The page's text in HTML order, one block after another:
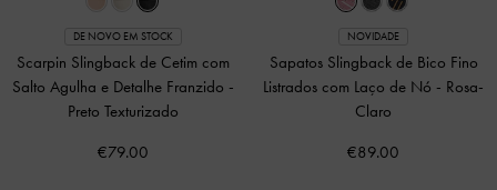
DE NOVO EM STOCK
Scarpin Slingback de Cetim com
Salto Agulha e Detalhe Franzido -
Preto Texturizado
€79.00
NOVIDADE
Sapatos Slingback de Bico Fino
Listrados com Laço de Nó - Rosa-
Claro
€89.00